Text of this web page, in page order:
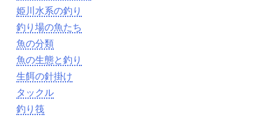
姫川水系の釣り
釣り場の魚たち
魚の分類
魚の生態と釣り
生餌の針掛け
タックル
釣り筏